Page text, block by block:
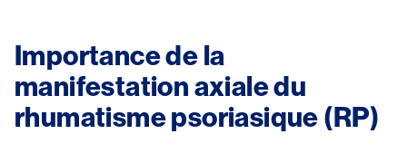
Importance de la
manifestation axiale du
rhumatisme psoriasique (RP)